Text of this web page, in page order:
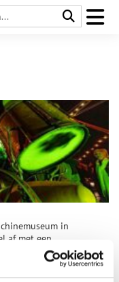
in
af met een
uit 1869 is
in de duisternis. Het
komt naar het